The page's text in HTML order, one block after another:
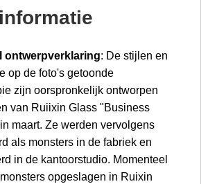
ontwerpverklaring: De stijlen en
op de foto's getoonde
zijn oorspronkelijk ontworpen
van Ruiixin Glass "Business
maart. Ze werden vervolgens
als monsters in de fabriek en
in de kantoorstudio. Momenteel
opgeslagen in Ruixin